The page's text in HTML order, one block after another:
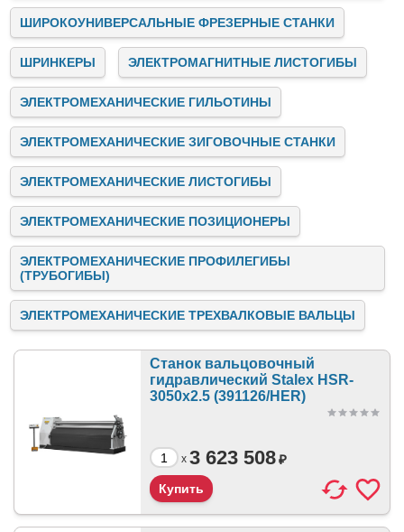
ШИРОКОУНИВЕРСАЛЬНЫЕ ФРЕЗЕРНЫЕ СТАНКИ
ШРИНКЕРЫ ЭЛЕКТРОМАГНИТНЫЕ ЛИСТОГИБЫ
ЭЛЕКТРОМЕХАНИЧЕСКИЕ ГИЛЬОТИНЫ
ЭЛЕКТРОМЕХАНИЧЕСКИЕ ЗИГОВОЧНЫЕ СТАНКИ
ЭЛЕКТРОМЕХАНИЧЕСКИЕ ЛИСТОГИБЫ
ЭЛЕКТРОМЕХАНИЧЕСКИЕ ПОЗИЦИОНЕРЫ
ЭЛЕКТРОМЕХАНИЧЕСКИЕ ПРОФИЛЕГИБЫ
(ТРУБОГИБЫ)
ЭЛЕКТРОМЕХАНИЧЕСКИЕ ТРЕХВАЛКОВЫЕ ВАЛЬЦЫ
Станок вальцовочный
гидравлический Stalex HSR-
3050x2.5 (391126/HER)
x 3 623 508₽